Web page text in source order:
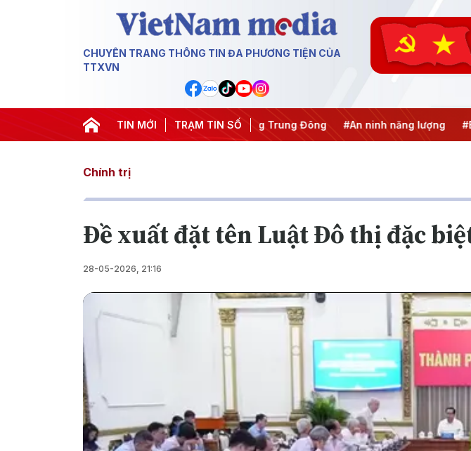
CHUYÊN TRANG THÔNG TIN ĐA PHƯƠNG TIỆN CỦA
TTXVN
TIN MỚI TRẠM TIN SỐ
#Chống khai thác IUU #Căng thẳng Trung Đông #An ninh năng lượng #Bảo vệ nền
Chính trị
Đề xuất đặt tên Luật Đô thị đặc
28-05-2026, 21:16